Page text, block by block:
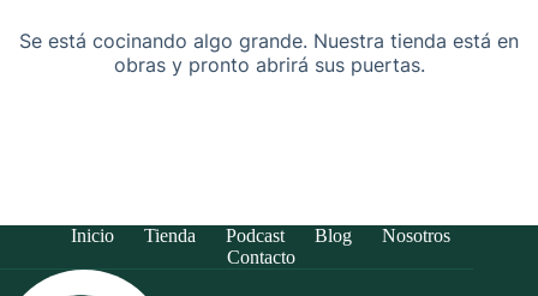
Se está cocinando algo grande. Nuestra tienda está en
obras y pronto abrirá sus puertas.
Inicio Tienda Podcast Blog
Nosotros
Contacto